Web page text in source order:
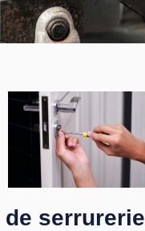
serrurerie